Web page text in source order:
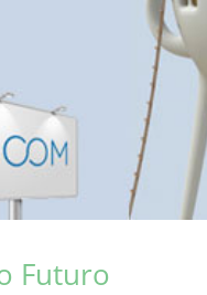
Futuro